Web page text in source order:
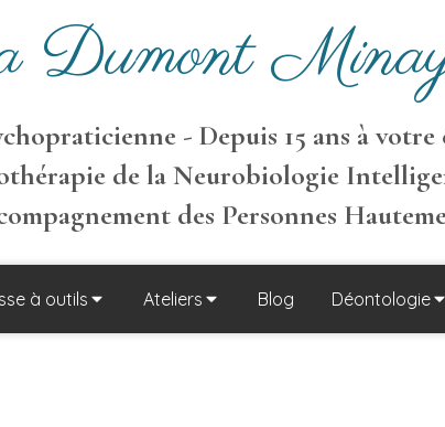
Dumont
- Depuis 15 ans à votre
de la Neurobiologie
des Personnes
à outils Ateliers Blog Déontologie